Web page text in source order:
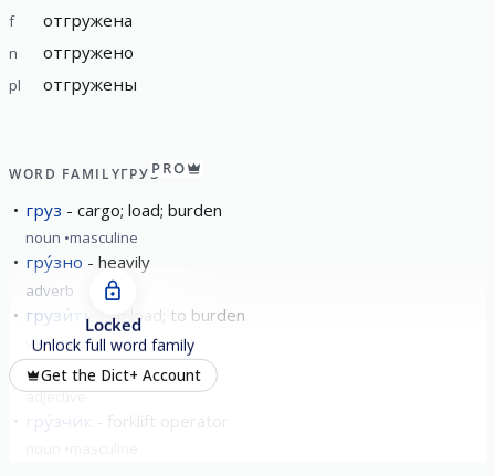
f отгружена
n отгружено
pl отгружены
WORD FAMILYГРУЗPRO
груз cargo; load; burden
noun masculine
гру́зно heavily
adverb
грузи́ть to load; to burden
verb imperfective
гру́зный bulky
adjective
гру́зчик
Locked
Unlock full word family
Get the Dict+ Account